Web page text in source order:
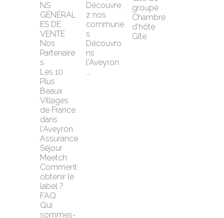
NS
GÉNÉRAL
ES DE
VENTE
Nos
Partenaire
s
Les 10
Plus
Beaux
Villages
de France
dans
l'Aveyron
Assurance
Séjour
Meetch
Comment
obtenir le
label ?
FAQ
Qui
sommes-
Découvre
z nos
commune
s
Découvro
ns
l'Aveyron
...
groupe
Chambre
d'hôte
Gîte